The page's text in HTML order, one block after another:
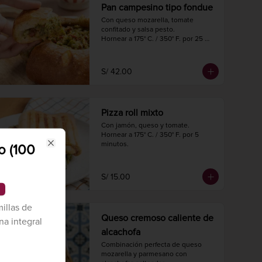
Pan campesino tipo fondue
Con queso mozarella, tomate
confitado y salsa pesto.
Hornear a 175° C. / 350° F. por 25
Peso 620 gr.
S/ 42.00
Pizza roll mixto
Con jamón, queso y tomate.
Hornear a 175° C. / 350° F. por 5
minutos.
S/ 15.00
Queso cremoso caliente de
alcachofa
Combinación perfecta de queso
mozarella y parmesano con
(100
de
integral
Close